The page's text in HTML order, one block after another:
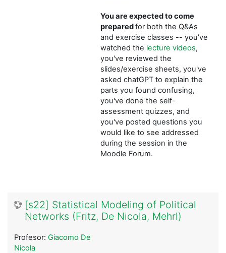
You are expected to come
preparedfor both the Q&As
and exercise classes -- you've
watched the lecture videos,
you've reviewed the
slides/exercise sheets, you've
asked chatGPT to explain the
parts you found confusing,
you've done the self-
assessment quizzes, and
you've posted questions you
would like to see addressed
during the session in the
Moodle Forum.
[s22] Statistical Modeling of Political
Networks (Fritz, De Nicola, Mehrl)
Profesor: Giacomo De
Nicola